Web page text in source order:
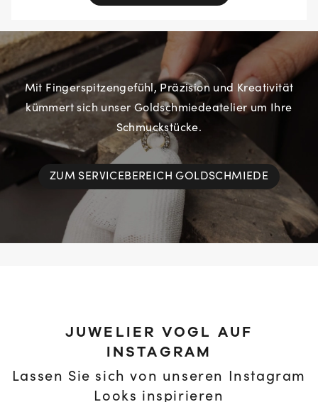
Mit Fingerspitzengefühl, Präzision und Kreativität
kümmert sich unser Goldschmiedeatelier um Ihre
Schmuckstücke.
ZUM SERVICEBEREICH GOLDSCHMIEDE
JUWELIER VOGL AUF
INSTAGRAM
Lassen Sie sich von unseren Instagram
Looks inspirieren